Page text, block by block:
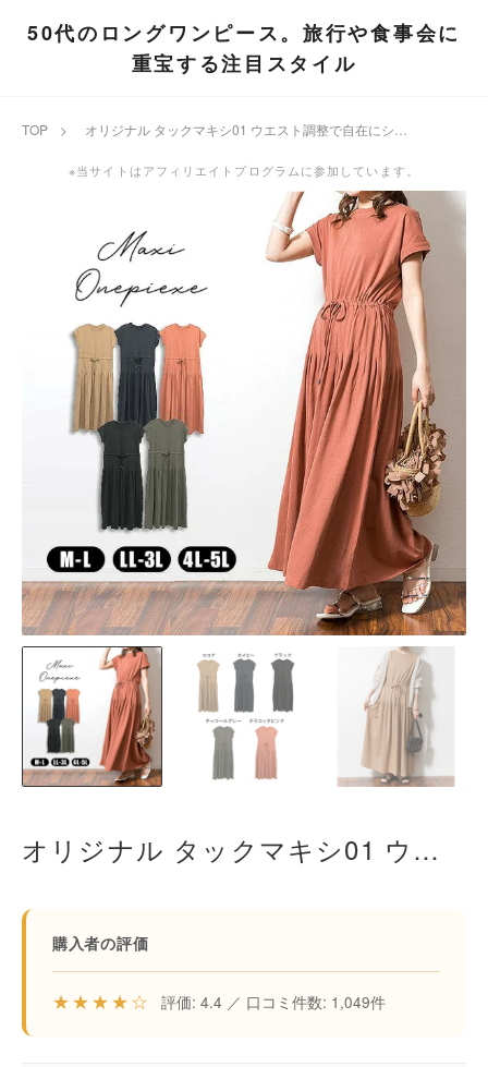
50代のロングワンピース。旅行や食事会に
重宝する注目スタイル
TOP >
※当サイトはアフィリエイトプログラムに参加しています。
オリジナル タックマキシ01 ウエスト調整で自在にシルエットを変えられる極上リラックスウェア マキシワンピース 美脚 コットン
購入者の評価
★★★★☆ 評価: 4.4 ／ 口コミ件数: 1,049件